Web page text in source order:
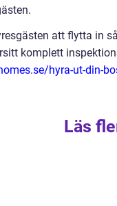
att flytta in
komplett
hyra-ut-din-
Läs